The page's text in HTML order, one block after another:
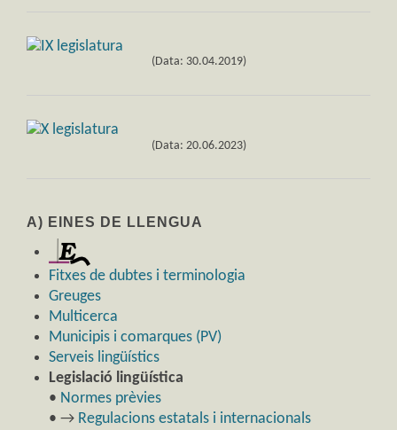
(Data: 30.04.2019)
(Data: 20.06.2023)
A) EINES DE LLENGUA
Fitxes de dubtes i terminologia
Greuges
Multicerca
Municipis i comarques (PV)
Serveis lingüístics
Legislació lingüística
• Normes prèvies
• → Regulacions estatals i internacionals